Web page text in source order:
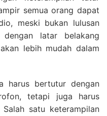
semua orang dapat
meski bukan lulusan
dengan latar belakang
lebih mudah dalam
harus bertutur dengan
tetapi juga harus
satu keterampilan